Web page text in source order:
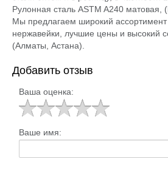
Рулонная сталь ASTM A240 матовая,
Мы предлагаем широкий ассортимент
нержавейки, лучшие цены и высокий
(Алматы, Астана).
Добавить отзыв
Ваша оценка:
Ваше имя: